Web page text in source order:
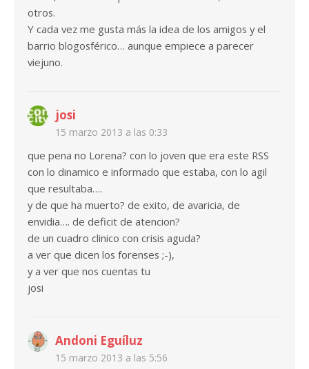
otros.
Y cada vez me gusta más la idea de los amigos y el
barrio blogosférico… aunque empiece a parecer
viejuno.
josi
15 marzo 2013 a las 0:33
que pena no Lorena? con lo joven que era este RSS
con lo dinamico e informado que estaba, con lo agil
que resultaba….
y de que ha muerto? de exito, de avaricia, de
envidia…. de deficit de atencion?
de un cuadro clinico con crisis aguda?
a ver que dicen los forenses ;-),
y a ver que nos cuentas tu
josi
Andoni Eguíluz
15 marzo 2013 a las 5:56